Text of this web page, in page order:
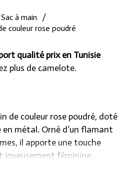
Sac à main /
couleur rose poudré
qualité prix en Tunisie
plus de camelote.
de couleur rose poudré, doté
en métal. Orné d’un flamant
il apporte une touche
joyeusement féminine.